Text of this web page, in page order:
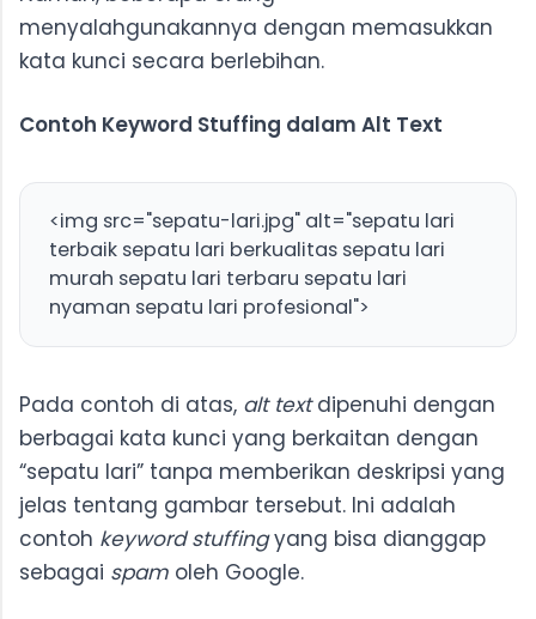
menyalahgunakannya dengan memasukkan
kata kunci secara berlebihan.
Contoh Keyword Stuffing dalam Alt Text
<img src="sepatu-lari.jpg" alt="sepatu lari
terbaik sepatu lari berkualitas sepatu lari
murah sepatu lari terbaru sepatu lari
nyaman sepatu lari profesional">
Pada contoh di atas, alt textdipenuhi dengan
berbagai kata kunci yang berkaitan dengan
“sepatu lari” tanpa memberikan deskripsi yang
jelas tentang gambar tersebut. Ini adalah
contoh keyword stuffingyang bisa dianggap
sebagai spam oleh Google.